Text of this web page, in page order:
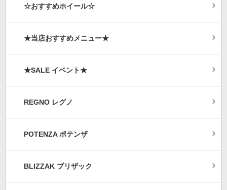
☆おすすめホイール☆
★当店おすすめメニュー★
★SALE イベント★
REGNO レグノ
POTENZA ポテンザ
BLIZZAK ブリザック